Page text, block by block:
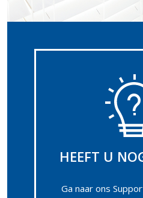
HEEFT U
Ga naar ons